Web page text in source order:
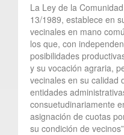
La Ley de la
13/1989, establece en
vecinales en mano
los que, con
posibilidades
y su vocación agraria,
vecinales en su calidad
entidades
consuetudinariamente
asignación de cuotas
su condición de